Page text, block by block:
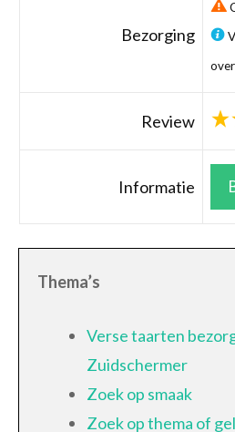
Bezorging
Review
Informatie
Thema’s
Verse taarten
Zuidschermer
Zoek op smaak
Zoek op thema of